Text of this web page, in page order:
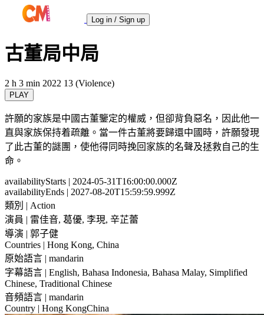
Log in / Sign up
古董局中局
2 h 3 min 2022 13 (Violence)
PLAY
許願的家族是中國古董鑒定的權威，但卻背負惡名，因此他一
直與家族保持着疏離。當一件古董將要歸還中國時，許願發現
了此古董的謎團，使他得同時挽回家族的名聲及拯救自己的生
命。
availabilityStarts | 2024-05-31T16:00:00.000Z
availabilityEnds | 2027-08-20T15:59:59.999Z
類別 | Action
演員 | 雷佳音, 葛優, 李現, 辛芷蕾
導演 | 郭子健
Countries | Hong Kong, China
原始語言 | mandarin
字幕語言 | English, Bahasa Indonesia, Bahasa Malay, Simplified
Chinese, Traditional Chinese
音頻語言 | mandarin
Country | Hong KongChina